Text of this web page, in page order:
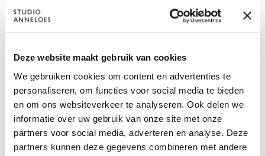
Deze website maakt gebruik van cookies
We gebruiken cookies om content en advertenties te
personaliseren, om functies voor social media te bieden
en om ons websiteverkeer te analyseren. Ook delen we
informatie over uw gebruik van onze site met onze
partners voor social media, adverteren en analyse. Deze
partners kunnen deze gegevens combineren met andere
Op zoek naar de ideale blouse onder een pak? De Poppy
netjes in je broek te dragen. Oogt chic en voelt moeiteloos.